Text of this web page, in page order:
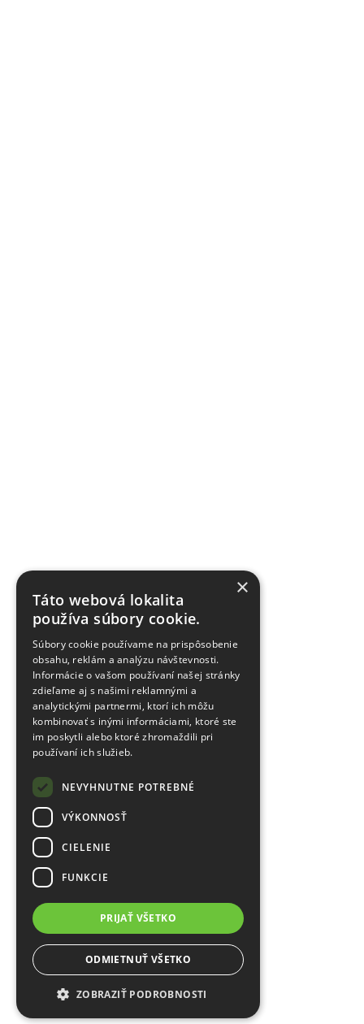
×
Táto webová lokalita
používa súbory cookie.
Súbory cookie používame na prispôsobenie
obsahu, reklám a analýzu návštevnosti.
Informácie o vašom používaní našej stránky
zdieľame aj s našimi reklamnými a
analytickými partnermi, ktorí ich môžu
kombinovať s inými informáciami, ktoré ste
im poskytli alebo ktoré zhromaždili pri
používaní ich služieb.
NEVYHNUTNE POTREBNÉ
VÝKONNOSŤ
CIELENIE
FUNKCIE
PRIJAŤ VŠETKO
ODMIETNUŤ VŠETKO
ZOBRAZIŤ PODROBNOSTI